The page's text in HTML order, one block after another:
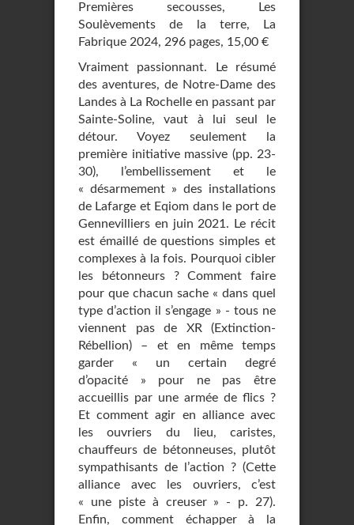
Premières secousses, Les
Soulèvements de la terre, La
Fabrique 2024, 296 pages, 15,00 €
Vraiment passionnant. Le résumé
des aventures, de Notre-Dame des
Landes à La Rochelle en passant par
Sainte-Soline, vaut à lui seul le
détour. Voyez seulement la
première initiative massive (pp. 23-
30), l’embellissement et le
« désarmement » des installations
de Lafarge et Eqiom dans le port de
Gennevilliers en juin 2021. Le récit
est émaillé de questions simples et
complexes à la fois. Pourquoi cibler
les bétonneurs ? Comment faire
pour que chacun sache « dans quel
type d’action il s’engage » - tous ne
viennent pas de XR (Extinction-
Rébellion) – et en même temps
garder « un certain degré
d’opacité » pour ne pas être
accueillis par une armée de flics ?
Et comment agir en alliance avec
les ouvriers du lieu, caristes,
chauffeurs de bétonneuses, plutôt
sympathisants de l’action ? (Cette
alliance avec les ouvriers, c’est
« une piste à creuser » - p. 27).
Enfin, comment échapper à la